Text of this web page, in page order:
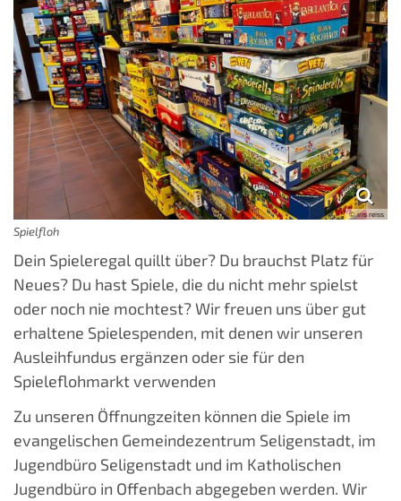
© iris reiss
Spielfloh
Dein Spieleregal quillt über? Du brauchst Platz für
Neues? Du hast Spiele, die du nicht mehr spielst
oder noch nie mochtest? Wir freuen uns über gut
erhaltene Spielespenden, mit denen wir unseren
Ausleihfundus ergänzen oder sie für den
Spieleflohmarkt verwenden
Zu unseren Öffnungzeiten können die Spiele im
evangelischen Gemeindezentrum Seligenstadt, im
Jugendbüro Seligenstadt und im Katholischen
Jugendbüro in Offenbach abgegeben werden. Wir